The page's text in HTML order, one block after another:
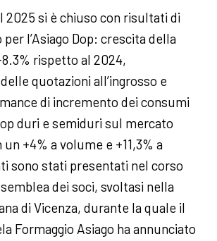
2025 si è chiuso con risultati di
l’Asiago Dop: crescita della
rispetto al 2024,
quotazioni all’ingrosso e
di incremento dei consumi
duri e semiduri sul mercato
+4% a volume e +11,3% a
sono stati presentati nel corso
dei soci, svoltasi nella
di Vicenza, durante la quale il
Formaggio Asiago ha annunciato